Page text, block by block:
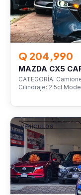
Q 204,990
MAZDA CX5
CATEGORÍA:
Cilindraje: 2.5cl
VEHÍCULOS